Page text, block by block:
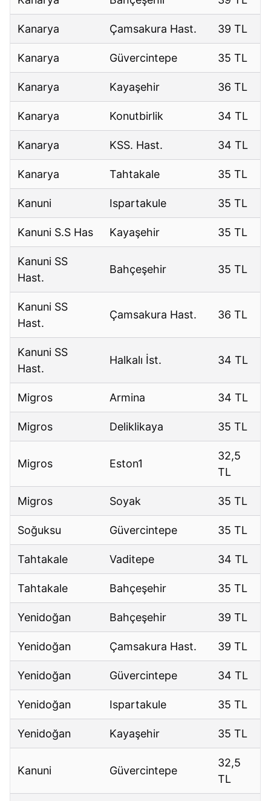
Kanarya Çamsakura Hast. 39 TL
Kanarya Güvercintepe 35 TL
Kanarya Kayaşehir 36 TL
Kanarya Konutbirlik 34 TL
Kanarya KSS. Hast. 34 TL
Kanarya Tahtakale 35 TL
Kanuni Ispartakule 35 TL
Kanuni S.S Has Kayaşehir 35 TL
Kanuni SS
Hast.
Bahçeşehir 35 TL
Kanuni SS
Hast.
Çamsakura Hast. 36 TL
Kanuni SS
Hast.
Halkalı İst. 34 TL
Migros Armina 34 TL
Migros Deliklikaya 35 TL
Migros Eston1
32,5
TL
Migros Soyak 35 TL
Soğuksu Güvercintepe 35 TL
Tahtakale Vaditepe 34 TL
Tahtakale Bahçeşehir 35 TL
Yenidoğan Bahçeşehir 39 TL
Yenidoğan Çamsakura Hast. 39 TL
Yenidoğan Güvercintepe 34 TL
Yenidoğan Ispartakule 35 TL
Yenidoğan Kayaşehir 35 TL
Kanuni Güvercintepe
32,5
TL